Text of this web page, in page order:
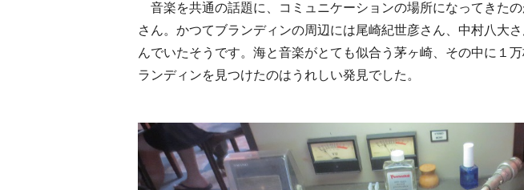
音楽を共通の話題に、コミュニケーションの場所になってきた
さん。かつてブランディンの周辺には尾崎紀世彦さん、中村八大
んでいたそうです。海と音楽がとても似合う茅ヶ崎、その中に１
ランディンを見つけたのはうれしい発見でした。